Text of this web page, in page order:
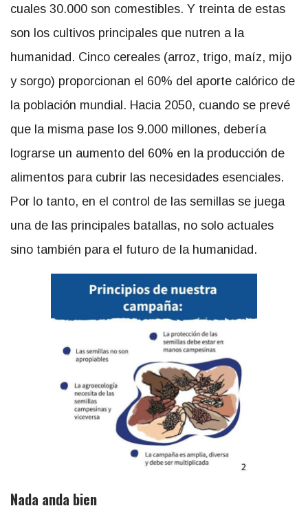
cuales 30.000 son comestibles. Y treinta de estas
son los cultivos principales que nutren a la
humanidad. Cinco cereales (arroz, trigo, maíz, mijo
y sorgo) proporcionan el 60% del aporte calórico de
la población mundial. Hacia 2050, cuando se prevé
que la misma pase los 9.000 millones, debería
lograrse un aumento del 60% en la producción de
alimentos para cubrir las necesidades esenciales.
Por lo tanto, en el control de las semillas se juega
una de las principales batallas, no solo actuales
sino también para el futuro de la humanidad.
Nada anda bien